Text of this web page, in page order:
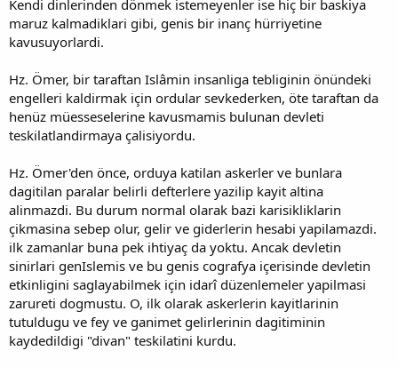
Kendi dinlerinden dönmek istemeyenler ise hiç bir baskiya
maruz kalmadiklari gibi, genis bir inanç hürriyetine
kavusuyorlardi.
Hz. Ömer, bir taraftan Islâmin insanliga tebliginin önündeki
engelleri kaldirmak için ordular sevkederken, öte taraftan da
henüz müesseselerine kavusmamis bulunan devleti
teskilatlandirmaya çalisiyordu.
Hz. Ömer'den önce, orduya katilan askerler ve bunlara
dagitilan paralar belirli defterlere yazilip kayit altina
alinmazdi. Bu durum normal olarak bazi karisikliklarin
çikmasina sebep olur, gelir ve giderlerin hesabi yapilamazdi.
ilk zamanlar buna pek ihtiyaç da yoktu. Ancak devletin
sinirlari genIslemis ve bu genis cografya içerisinde devletin
etkinligini saglayabilmek için idarî düzenlemeler yapilmasi
zarureti dogmustu. O, ilk olarak askerlerin kayitlarinin
tutuldugu ve fey ve ganimet gelirlerinin dagitiminin
kaydedildigi "divan" teskilatini kurdu.